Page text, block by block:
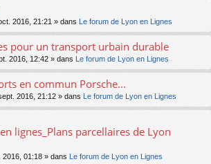
2016, 21:21 » dans Le forum de Lyon en Lignes
pour un transport urbain durable
2016, 12:42 » dans Le forum de Lyon en Lignes
en commun Porsche...
2016, 21:12 » dans Le forum de Lyon en Lignes
lignes_Plans parcellaires de Lyon
2016, 01:18 » dans Le forum de Lyon en Lignes